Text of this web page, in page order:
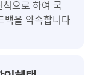
칙으로 하여 국
백을 약속합니다